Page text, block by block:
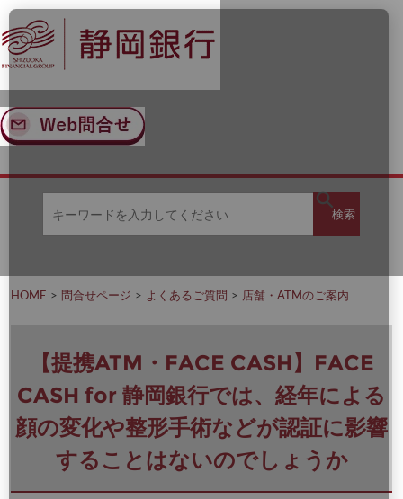
ナ
ビ
ゲ
ー
ン
へ
ス
メ
イ
ン
コ
ン
ツ
へ
ー
ワ
入
て
く
だ
さ
い
検索
検
HOME 問合せページ よくあるご質問 店舗・ATMのご案内
【提携ATM・FACE CASH】FACE
CASH for 静岡銀行では、経年による
顔の変化や整形手術などが認証に影響
することはないのでしょうか